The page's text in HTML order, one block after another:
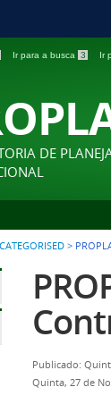
Ir para a busca 3 Ir
DE
>
Publicado:
Quinta, 27 de